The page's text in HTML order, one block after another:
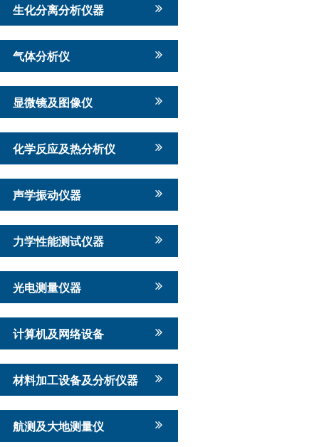
生化分离分析仪器
气体分析仪
显微镜及图像仪
化学反应及热分析仪
声学振动仪器
力学性能测试仪器
光电测量仪器
计算机及网络设备
材料加工设备及分析仪器
航测及大地测量仪